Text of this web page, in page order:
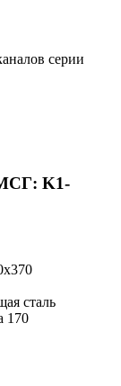
K1-
сталь
170